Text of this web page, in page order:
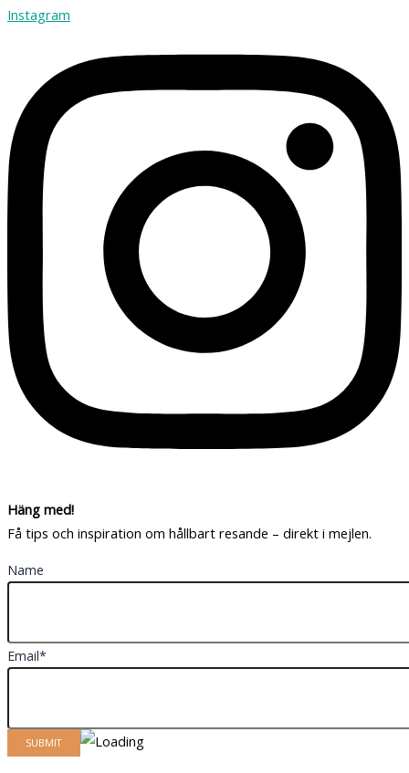
Instagram
Häng med!
Få tips och inspiration om hållbart resande – direkt i mejlen.
Name
Email*